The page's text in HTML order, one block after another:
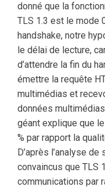
donné que la
TLS 1.3 est le mode
handshake, notre
le délai de lecture,
d’attendre la fin du
émettre la requête
multimédias et
données
géant explique que
% par rapport la
D’après l’analyse
convaincus que TLS
communications par